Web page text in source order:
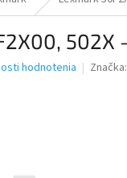
hodnotenia Značka: